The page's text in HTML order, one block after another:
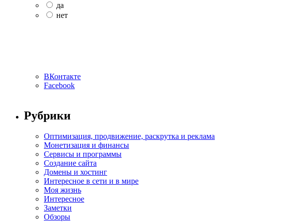
да
нет
ВКонтакте
Facebook
Рубрики
Оптимизация, продвижение, раскрутка и реклама
Монетизация и финансы
Сервисы и программы
Создание сайта
Домены и хостинг
Интересное в сети и в мире
Моя жизнь
Интересное
Заметки
Обзоры